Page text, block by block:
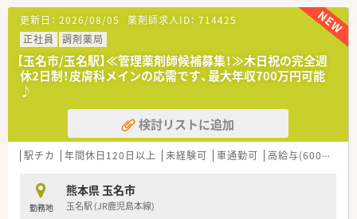
【募集背景と求める人物像について】
■現在の体制における欠員補充のため即戦力となる経験者を積
極的に歓迎しています。
■指示を待つだけでなく自ら考えて行動できる主体性のある方
を求めている職場です。
■遅い時間までの勤務も厭わずしっかりと稼ぎたいという意欲
【法人特徴について】
■熊本市内を中心に県内で調剤薬局を合計9店舗展開している地
域密着型の企業です。
している安定企業です。
■従業員のワークライフバランスを重視し厚い人員体制を整え
ることに注力しています。
更新日： 2026/08/05 薬剤師求人ID： 714425
正社員
調剤薬局
【玉名市/玉名駅】≪管理薬剤師候補募集！≫木日祝の完全週
休2日制！皮膚科メインの応需です、最大年収700万円可能
♪
検討リストに追加
駅チカ 年間休日120日以上 未経験可 車通勤可 高給与(600万円以上)
勤務地
熊本県 玉名市
玉名駅 (JR鹿児島本線)